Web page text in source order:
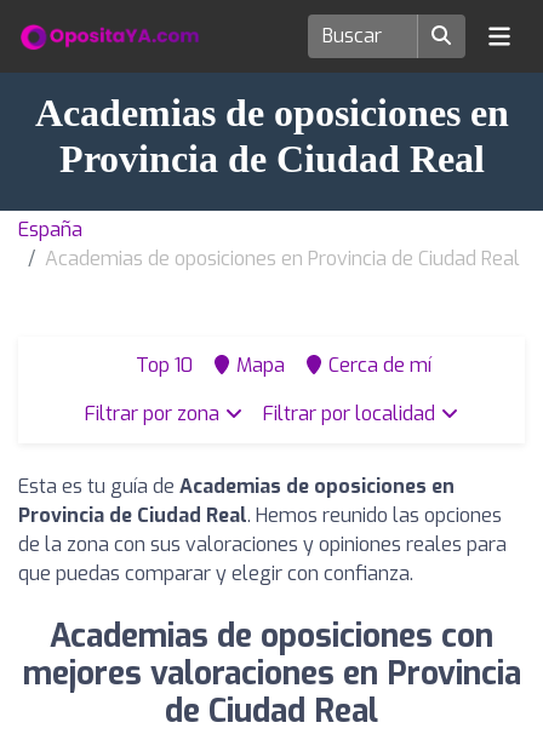
Academias de oposiciones en
Provincia de Ciudad Real
España
Academias de oposiciones en Provincia de Ciudad Real
Top 10 Mapa
Cerca de mí
Filtrar por zona
Filtrar por localidad
Esta es tu guía de Academias de oposiciones en
Provincia de Ciudad Real. Hemos reunido las opciones
de la zona con sus valoraciones y opiniones reales para
que puedas comparar y elegir con confianza.
Academias de oposiciones con
mejores valoraciones en Provincia
de Ciudad Real